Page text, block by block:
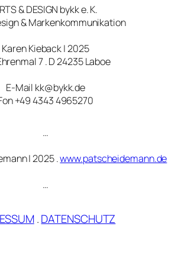
& DESIGN bykk e. K.
& Markenkommunikation
Karen Kieback | 2025
7 . D 24235 Laboe
E-Mail kk@bykk.de
+49 4343 4965270
…
| 2025 .www.patscheidemann.de
…
.DATENSCHUTZ